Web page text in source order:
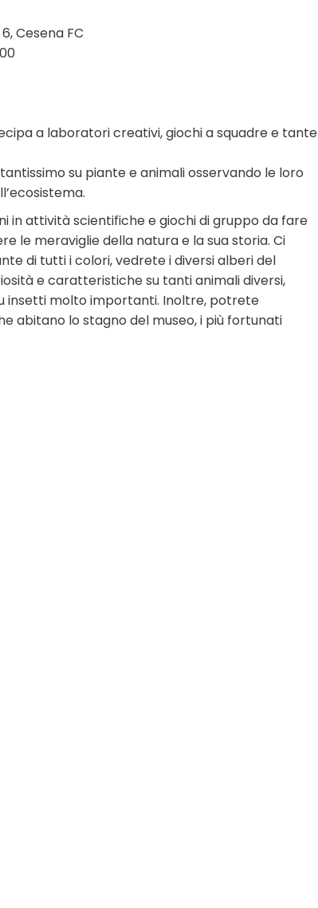
Cesena FC
a laboratori creativi, giochi a squadre e tante
su piante e animali osservando le loro
in attività scientifiche e giochi di gruppo da fare
le meraviglie della natura e la sua storia. Ci
di tutti i colori, vedrete i diversi alberi del
e caratteristiche su tanti animali diversi,
insetti molto importanti. Inoltre, potrete
abitano lo stagno del museo, i più fortunati